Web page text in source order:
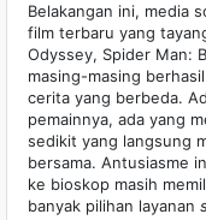
Belakangan ini, media
film terbaru yang
Odyssey, Spider Man:
masing-masing
cerita yang berbeda.
pemainnya, ada yang
sedikit yang langsung
bersama. Antusiasme
ke bioskop masih
banyak pilihan layanan